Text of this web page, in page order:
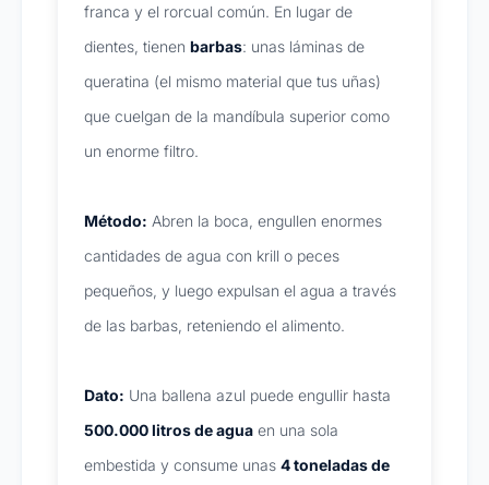
franca y el rorcual común. En lugar de
dientes, tienen barbas: unas láminas de
queratina (el mismo material que tus uñas)
que cuelgan de la mandíbula superior como
un enorme filtro.
Método: Abren la boca, engullen enormes
cantidades de agua con krill o peces
pequeños, y luego expulsan el agua a través
de las barbas, reteniendo el alimento.
Dato: Una ballena azul puede engullir hasta
500.000 litros de agua en una sola
embestida y consume unas 4 toneladas de